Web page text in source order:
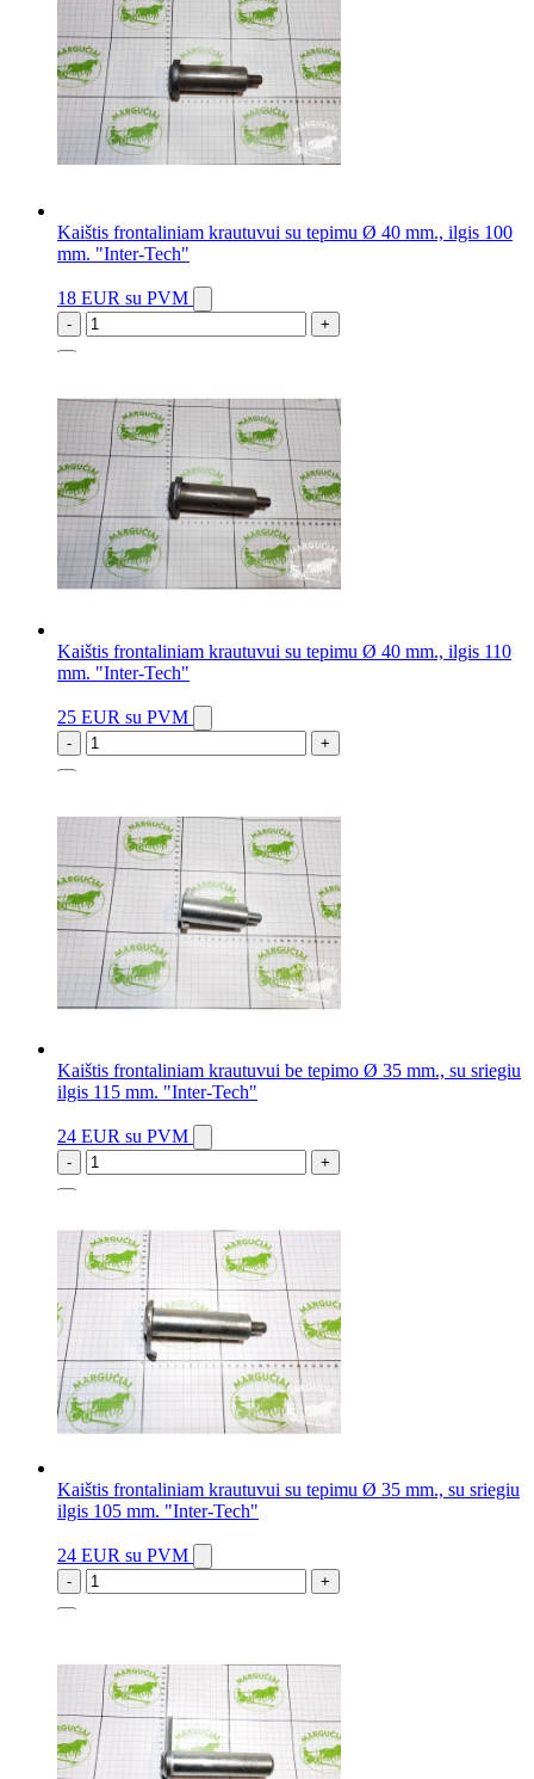
Kaištis frontaliniam krautuvui su tepimu Ø 40 mm., ilgis 100
mm. "Inter-Tech"
18 EUR su PVM
- +
Kaištis frontaliniam krautuvui su tepimu Ø 40 mm., ilgis 110
mm. "Inter-Tech"
25 EUR su PVM
- +
Kaištis frontaliniam krautuvui be tepimo Ø 35 mm., su sriegiu
ilgis 115 mm. "Inter-Tech"
24 EUR su PVM
- +
Kaištis frontaliniam krautuvui su tepimu Ø 35 mm., su sriegiu
ilgis 105 mm. "Inter-Tech"
24 EUR su PVM
- +